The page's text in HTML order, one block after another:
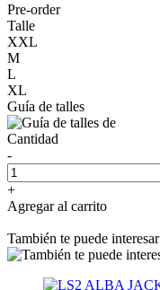
Pre-order
Talle
XXL
M
L
XL
Guía de talles
Cantidad
-
+
Agregar al carrito
También te puede interesar